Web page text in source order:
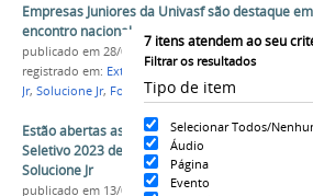
7 itens atendem ao seu
Filtrar os resultados
Tipo de item
Selecionar Todos/
Áudio
Página
Evento
Empresas Juniores da Univasf são destaque em
encontro nacional
publicado em 28/09/2023
registrado em: Extensão,EJ, Empresa Júnior
Jr, Solucione Jr, Formular Jr
Estão abertas as inscrições para o Processo
Seletivo 2023 de Voluntários Associados da
Solucione Jr
publicado em 13/09/2023